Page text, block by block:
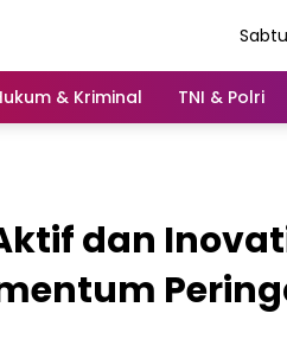
& Kriminal TNI & Polri
dan